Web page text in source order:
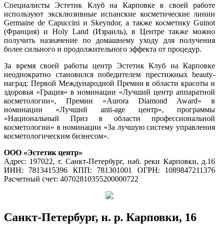
Специалисты Эстетик Клуб на Карповке в своей работе
используют эксклюзивные испанские косметические линии
Germaine de Capuccini и Skeyndor, а также косметику Guinot
(Франция) и Holy Land (Израиль), в Центре также можно
получить назначение по домашнему уходу для получения
более сильного и продолжительного эффекта от процедур.
За время своей работы центр Эстетик Клуб на Карповке
неоднократно становился победителем престижных beauty-
наград: Первой Международной Премии в области красоты и
здоровья «Грация» в номинации «Лучший центр аппаратной
косметологии», Премии «Aurora Diamond Award» в
номинации «Лучший anti-age центр», программы
«Национальный Приз в области профессиональной
косметологии» в номинации «За лучшую систему управления
косметологическим бизнесом».
ООО «Эстетик центр»
Адрес: 197022, г. Санкт-Петербург, наб. реки Карповки, д.16
ИНН: 7813415396 КПП: 781301001 ОГРН: 1089847211376
Расчетный счет: 40702810355200000722
Санкт-Петербург, н. р. Карповки, 16